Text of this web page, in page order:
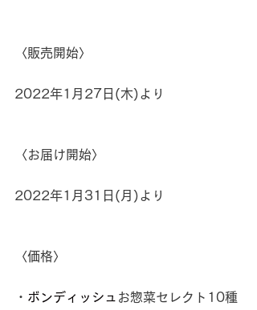
〈販売開始〉
2022年1月27日(木)より
〈お届け開始〉
2022年1月31日(月)より
〈価格〉
・ ボンディッシュ お惣菜セレクト10種